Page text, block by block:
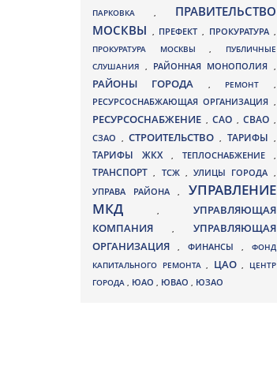
ПАРКОВКА ,
ПРАВИТЕЛЬСТВО
МОСКВЫ , ПРЕФЕКТ, ПРОКУРАТУРА ,
ПРОКУРАТУРА МОСКВЫ ,
ПУБЛИЧНЫЕ
СЛУШАНИЯ, РАЙОННАЯ МОНОПОЛИЯ ,
РАЙОНЫ ГОРОДА , РЕМОНТ ,
РЕСУРСОСНАБЖАЮЩАЯ ОРГАНИЗАЦИЯ ,
РЕСУРСОСНАБЖЕНИЕ , САО , СВАО ,
СЗАО ,СТРОИТЕЛЬСТВО, ТАРИФЫ ,
ТАРИФЫ ЖКХ , ТЕПЛОСНАБЖЕНИЕ ,
ТРАНСПОРТ, ТСЖ , УЛИЦЫ ГОРОДА ,
УПРАВА РАЙОНА, УПРАВЛЕНИЕ
МКД, УПРАВЛЯЮЩАЯ
КОМПАНИЯ
, УПРАВЛЯЮЩАЯ
ОРГАНИЗАЦИЯ
, ФИНАНСЫ , ФОНД
КАПИТАЛЬНОГО РЕМОНТА , ЦАО ,
ЦЕНТР
ГОРОДА , ЮАО , ЮВАО , ЮЗАО